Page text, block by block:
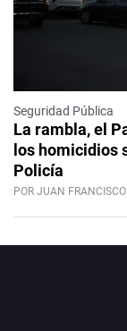
Seguridad Pública
La rambla, el
los homicidios
Policía
POR JUAN